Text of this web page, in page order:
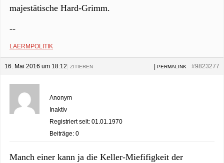
majestätische Hard-Grimm.
--
LAERMPOLITIK
16. Mai 2016 um 18:12 #9823277
PERMALINK
ZITIEREN
Anonym
Inaktiv
Registriert seit: 01.01.1970
Beiträge: 0
Manch einer kann ja die Keller-Miefifigkeit der